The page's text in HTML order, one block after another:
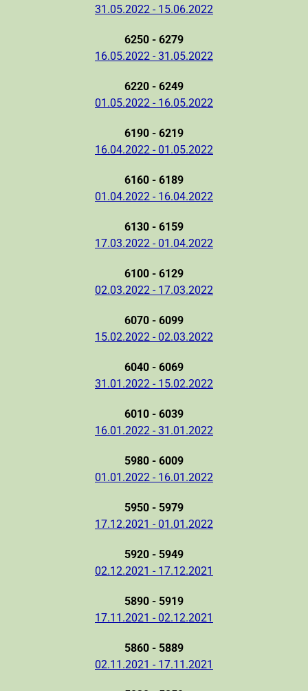
31.05.2022 - 15.06.2022
6250 - 6279
16.05.2022 - 31.05.2022
6220 - 6249
01.05.2022 - 16.05.2022
6190 - 6219
16.04.2022 - 01.05.2022
6160 - 6189
01.04.2022 - 16.04.2022
6130 - 6159
17.03.2022 - 01.04.2022
6100 - 6129
02.03.2022 - 17.03.2022
6070 - 6099
15.02.2022 - 02.03.2022
6040 - 6069
31.01.2022 - 15.02.2022
6010 - 6039
16.01.2022 - 31.01.2022
5980 - 6009
01.01.2022 - 16.01.2022
5950 - 5979
17.12.2021 - 01.01.2022
5920 - 5949
02.12.2021 - 17.12.2021
5890 - 5919
17.11.2021 - 02.12.2021
5860 - 5889
02.11.2021 - 17.11.2021